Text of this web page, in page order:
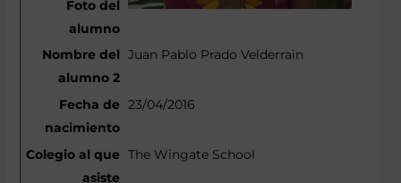
Juan Pablo Prado Velderrain
23/04/2016
The Wingate School